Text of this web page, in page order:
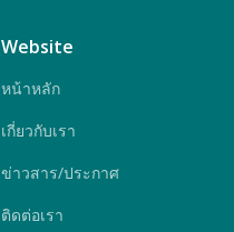
Website
หน้าหลัก
เกี่ยวกับเรา
ข่าวสาร/ประกาศ
ติดต่อเรา